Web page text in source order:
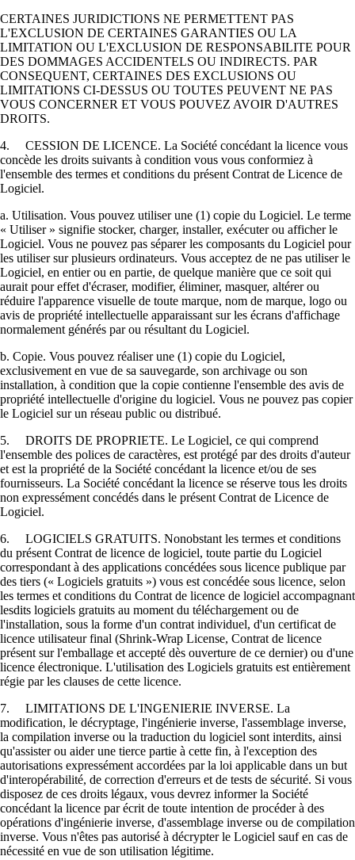
CERTAINES JURIDICTIONS NE PERMETTENT PAS
L'EXCLUSION DE CERTAINES GARANTIES OU LA
LIMITATION OU L'EXCLUSION DE RESPONSABILITE POUR
DES DOMMAGES ACCIDENTELS OU INDIRECTS. PAR
CONSEQUENT, CERTAINES DES EXCLUSIONS OU
LIMITATIONS CI-DESSUS OU TOUTES PEUVENT NE PAS
VOUS CONCERNER ET VOUS POUVEZ AVOIR D'AUTRES
DROITS.
4. CESSION DE LICENCE. La Société concédant la licence vous
concède les droits suivants à condition vous vous conformiez à
l'ensemble des termes et conditions du présent Contrat de Licence de
Logiciel.
a. Utilisation. Vous pouvez utiliser une (1) copie du Logiciel. Le terme
« Utiliser » signifie stocker, charger, installer, exécuter ou afficher le
Logiciel. Vous ne pouvez pas séparer les composants du Logiciel pour
les utiliser sur plusieurs ordinateurs. Vous acceptez de ne pas utiliser le
Logiciel, en entier ou en partie, de quelque manière que ce soit qui
aurait pour effet d'écraser, modifier, éliminer, masquer, altérer ou
réduire l'apparence visuelle de toute marque, nom de marque, logo ou
avis de propriété intellectuelle apparaissant sur les écrans d'affichage
normalement générés par ou résultant du Logiciel.
b. Copie. Vous pouvez réaliser une (1) copie du Logiciel,
exclusivement en vue de sa sauvegarde, son archivage ou son
installation, à condition que la copie contienne l'ensemble des avis de
propriété intellectuelle d'origine du logiciel. Vous ne pouvez pas copier
le Logiciel sur un réseau public ou distribué.
5. DROITS DE PROPRIETE. Le Logiciel, ce qui comprend
l'ensemble des polices de caractères, est protégé par des droits d'auteur
et est la propriété de la Société concédant la licence et/ou de ses
fournisseurs. La Société concédant la licence se réserve tous les droits
non expressément concédés dans le présent Contrat de Licence de
Logiciel.
6. LOGICIELS GRATUITS. Nonobstant les termes et conditions
du présent Contrat de licence de logiciel, toute partie du Logiciel
correspondant à des applications concédées sous licence publique par
des tiers (« Logiciels gratuits ») vous est concédée sous licence, selon
les termes et conditions du Contrat de licence de logiciel accompagnant
lesdits logiciels gratuits au moment du téléchargement ou de
l'installation, sous la forme d'un contrat individuel, d'un certificat de
licence utilisateur final (Shrink-Wrap License, Contrat de licence
présent sur l'emballage et accepté dès ouverture de ce dernier) ou d'une
licence électronique. L'utilisation des Logiciels gratuits est entièrement
régie par les clauses de cette licence.
7. LIMITATIONS DE L'INGENIERIE INVERSE. La
modification, le décryptage, l'ingénierie inverse, l'assemblage inverse,
la compilation inverse ou la traduction du logiciel sont interdits, ainsi
qu'assister ou aider une tierce partie à cette fin, à l'exception des
autorisations expressément accordées par la loi applicable dans un but
d'interopérabilité, de correction d'erreurs et de tests de sécurité. Si vous
disposez de ces droits légaux, vous devrez informer la Société
concédant la licence par écrit de toute intention de procéder à des
opérations d'ingénierie inverse, d'assemblage inverse ou de compilation
inverse. Vous n'êtes pas autorisé à décrypter le Logiciel sauf en cas de
nécessité en vue de son utilisation légitime.